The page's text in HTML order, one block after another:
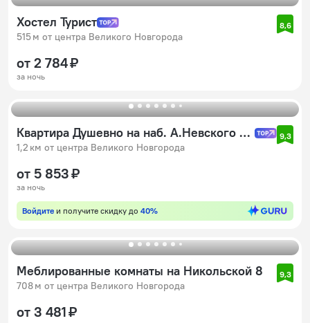
Хостел Турист
515 м от центра Великого Новгорода
8,6
от 2 784 ₽
за ночь
Квартира Душевно на наб. А.Невского 30/2
1,2 км от центра Великого Новгорода
9,3
от 5 853 ₽
за ночь
Войдите и получите скидку до 40%
Меблированные комнаты на Никольской 8
708 м от центра Великого Новгорода
9,3
от 3 481 ₽